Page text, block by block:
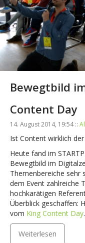
Bewegtbild
Content Day
14. August 2014, 19:54 ::
Ist Content wirklich der
Heute fand im
Bewegtbild im
Themenbereiche sehr
dem Event zahlreiche
hochkarätigen
Überblick geschaffen:
vom King Content Day.
Weiterlesen